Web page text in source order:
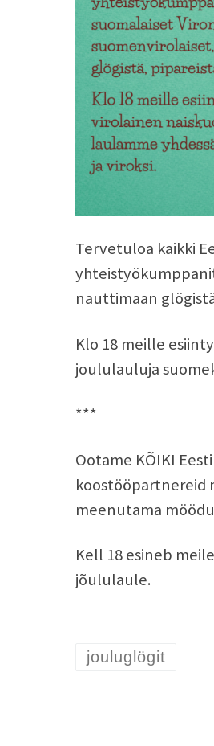
Tervetuloa kaikki
nauttimaan
Klo 18 meille
joululauluja
***
Ootame KÕIKI
koostööpartnereid
meenutama
Kell 18 esineb
jõululaule.
jouluglögit